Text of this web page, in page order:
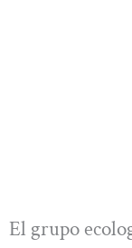
El grupo